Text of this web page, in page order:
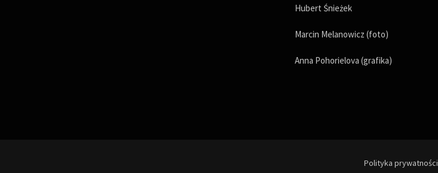
Hubert Śnieżek
Marcin Melanowicz (foto)
Anna Pohorielova (grafika)
Polityka prywatności